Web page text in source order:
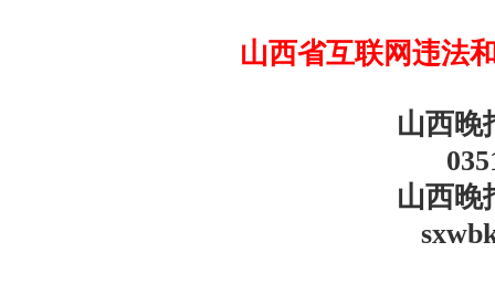
山西省互联网违法
山西晚
山西晚